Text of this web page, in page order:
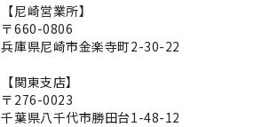
【尼崎営業所】
〒660-0806
兵庫県尼崎市金楽寺町2-30-22
【関東支店】
〒276-0023
千葉県八千代市勝田台1-48-12